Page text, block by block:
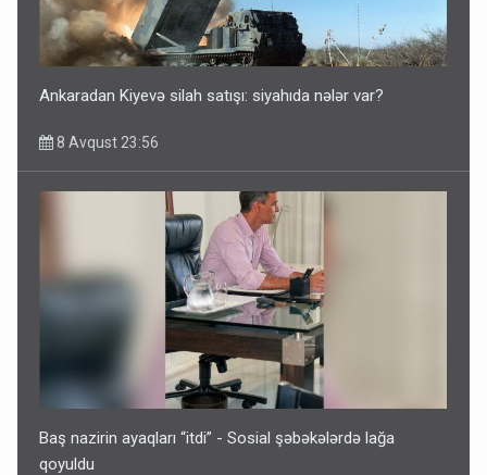
Azərbaycan bundan hər il 3 milyard dollar qazanacaq
8 Avqust 23:33
İrəvan dünyaya Azərbaycan üzərindən çıxır – Mühüm
8 Avqust 23:19
Ankaradan Kiyevə silah satışı: siyahıda nələr var?
8 Avqust 23:56
Baş nazirin ayaqları “itdi” - Sosial şəbəkələrdə lağa
qoyuldu